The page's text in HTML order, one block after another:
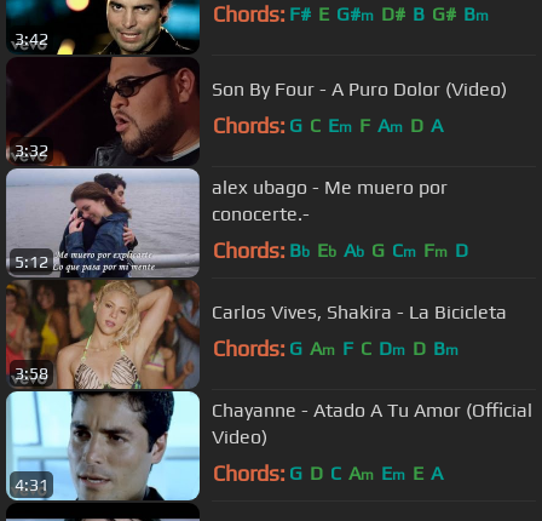
3:42
Chords: F# E G#m D# B G# Bm
3:32
Son By Four - A Puro Dolor (Video)
Chords: G C Em F Am D A
5:12
alex ubago - Me muero por
conocerte.-
Chords: Bb Eb Ab G Cm Fm D
3:58
Carlos Vives, Shakira - La Bicicleta
Chords: G Am F C Dm D Bm
4:31
Chayanne - Atado A Tu Amor (Official
Video)
Chords: G D C Am Em E A